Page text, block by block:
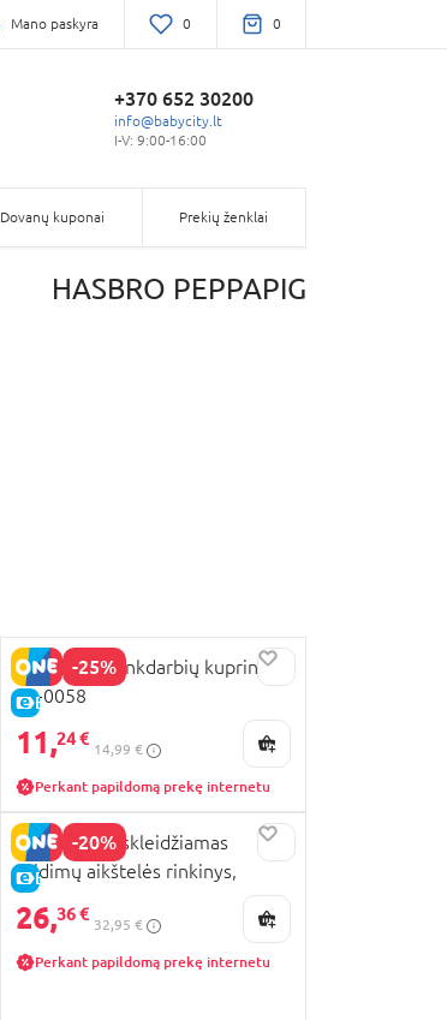
Mano paskyra 0 0
+370 652 30200
info@babycity.lt
I-V: 9:00-16:00
Dovanų kuponai Prekių ženklai
HASBRO PEPPAPIG
-25%
E-KAINA
PEPPA PIG rankdarbių kuprinė,
85-0058
11,24 €
14,99 €
Perkant papildomą prekę internetu
-20%
E-KAINA
PEPPA PIG išskleidžiamas
žaidimų aikštelės rinkinys,
G05305L0
26,36 €
32,95 €
Perkant papildomą prekę internetu